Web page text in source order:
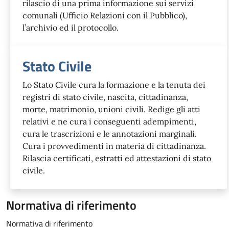
rilascio di una prima informazione sui servizi
comunali (Ufficio Relazioni con il Pubblico),
l’archivio ed il protocollo.
Stato Civile
Lo Stato Civile cura la formazione e la tenuta dei
registri di stato civile, nascita, cittadinanza,
morte, matrimonio, unioni civili. Redige gli atti
relativi e ne cura i conseguenti adempimenti,
cura le trascrizioni e le annotazioni marginali.
Cura i provvedimenti in materia di cittadinanza.
Rilascia certificati, estratti ed attestazioni di stato
civile.
Normativa di riferimento
Normativa di riferimento